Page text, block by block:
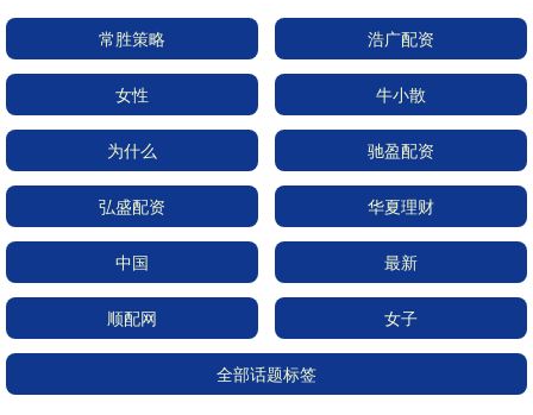
常胜策略 浩广配资
女性 牛小散
为什么 驰盈配资
弘盛配资 华夏理财
中国 最新
顺配网 女子
全部话题标签